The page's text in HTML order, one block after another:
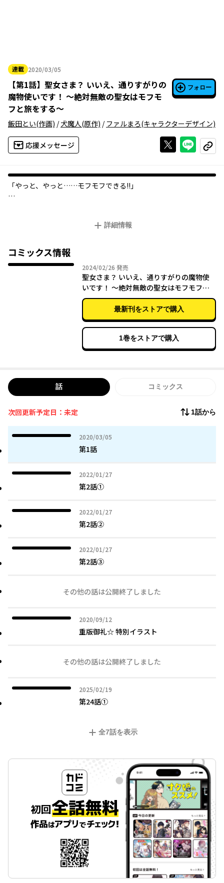
連載 2020/03/05
2020年03月05日
【第1話】 聖女さま？ いいえ、通りすがりの
魔物使いです！ ～絶対無敵の聖女はモフモ
フと旅をする～
フォロー
飯田とい(作画) /犬魔人(原作) / ファルまろ(キャラクターデザイン)
応援メッセージ Xで投稿する
ライン
コピー
「やっと、やっと……モフモフできる!!」
そう、前世を独りぼっちで終え転生したカナタの目的は、チート
パワーで世界中のモフモフを思いっきり可愛がることだけ!!
マイペース少女の異世界モフモフ冒険譚、コミカライズ☆
コミックス４巻、好評発売中！
詳細情報
コミックス情報
2024/02/26 2024年02月26日
発売
聖女さま？ いいえ、通りすがりの魔物使
いです！ ～絶対無敵の聖女はモフモフと
旅をする～（５）
最新刊をストアで購入
1巻をストアで購入
話 コミックス
次回更新予定日：未定 1話から
2020/03/05
2020年03月05日
第1話
2022/01/27
2022年01月27日
第2話①
2022/01/27
2022年01月27日
第2話②
2022/01/27
2022年01月27日
第2話③
その他の話は公開終了しました
2020/09/12
2020年09月12日
重版御礼☆ 特別イラスト
その他の話は公開終了しました
2025/02/19
2025年02月19日
第24話①
全7話を表示